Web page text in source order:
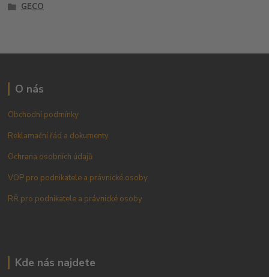
GECO
O nás
Obchodní podmínky
Reklamační řád a dokumenty
Ochrana osobních údajů
VOP pro podnikatele a právnické osoby
RŘ pro podnikatele a právnické osoby
Kde nás najdete